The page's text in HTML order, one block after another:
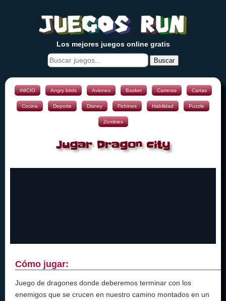
Los mejores juegos online gratis
Buscar
INICIO Angry birds Aviones Basket Carreras Cartas
Cocina Deporte Disney Fichines Habilidad Puzzle
Zombies
Jugar Dragon city
Cómo jugar:
Juego de dragones donde deberemos terminar con los
enemigos que se crucen en nuestro camino montados en un